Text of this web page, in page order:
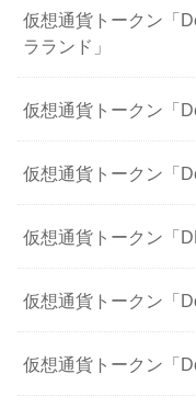
仮想通貨トークン「
ラランド」
仮想通貨トークン「
仮想通貨トークン「
仮想通貨トークン「
仮想通貨トークン「
仮想通貨トークン「